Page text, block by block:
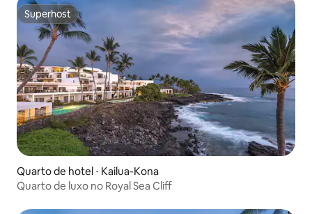
Superhost
Superhost
Quarto de hotel ⋅ Kailua-Kona
Quarto de luxo no Royal Sea Cliff